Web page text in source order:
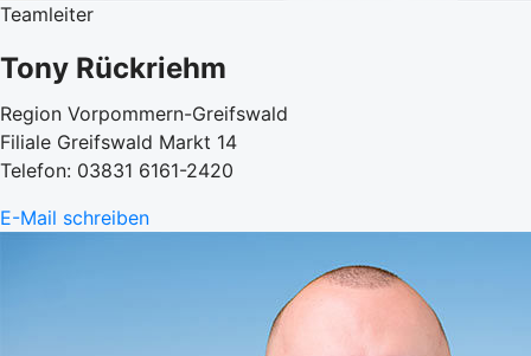
Teamleiter
Tony Rückriehm
Region Vorpommern-Greifswald
Filiale Greifswald Markt 14
Telefon: 03831 6161-2420
E-Mail schreiben